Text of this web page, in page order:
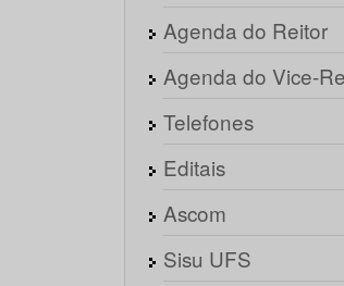
Agenda do Reitor
Agenda do Vice-
Telefones
Editais
Ascom
Sisu UFS